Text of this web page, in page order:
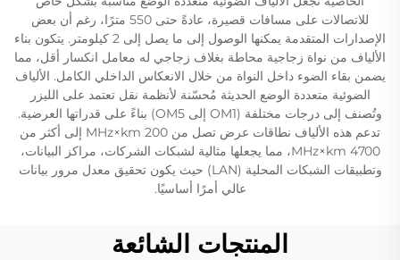
للاتصالات على مسافات قصيرة، عادةً حتى 550 مترًا، رغم أن بعض
الإصدارات المتقدمة يمكنها الوصول إلى ما يصل إلى 2 كيلومتر. يتكون بناء
الألياف من نواة زجاجية محاطة بغلاف زجاجي له معامل انكسار أقل، مما
يضمن بقاء الضوء داخل النواة من خلال الانعكاس الداخلي الكامل. الألياف
الضوئية متعددة الوضع الحديثة مُحسّنة لأنظمة نقل تعتمد على الليزر
وتُصنف إلى درجات مختلفة (OM1 إلى OM5) بناءً على قدراتها العرضية.
تدعم هذه الألياف نطاقات عرض تصل من 200 MHz×km إلى أكثر من
4700 MHz×km، مما يجعلها مثالية لشبكات الشركات، مراكز البيانات،
وتطبيقات الشبكات المحلية (LAN) حيث يكون تحقيق معدل مرور بيانات
عالي أمرًا أساسيًا.
المنتجات الشائعة